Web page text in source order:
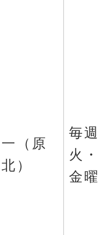
（原
）
毎週
火・
金曜